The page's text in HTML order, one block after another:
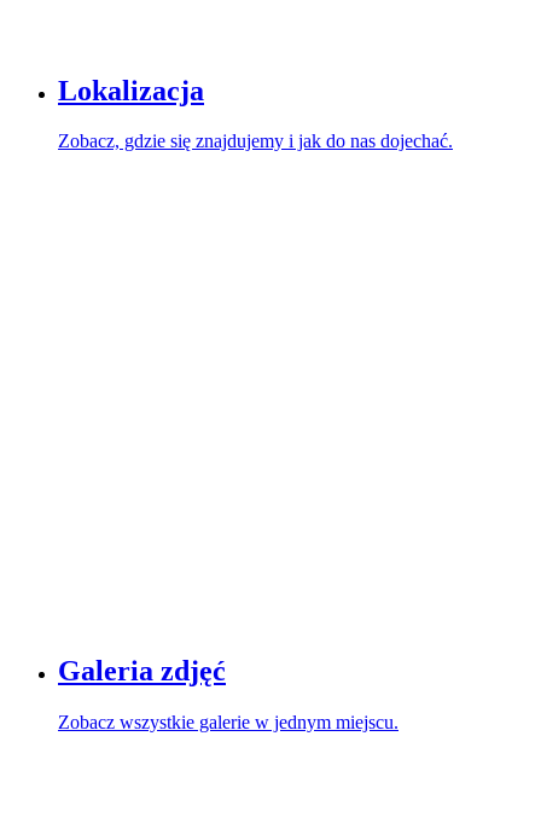
Lokalizacja
Zobacz, gdzie się znajdujemy i jak do nas dojechać.
Galeria zdjęć
Zobacz wszystkie galerie w jednym miejscu.